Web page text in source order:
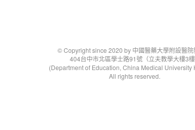
© Copyright since 2020 by 中國醫藥大學附設醫院
404台中市北區學士路91號（立夫教學大樓3樓
(Department of Education, China Medical University
All rights reserved.